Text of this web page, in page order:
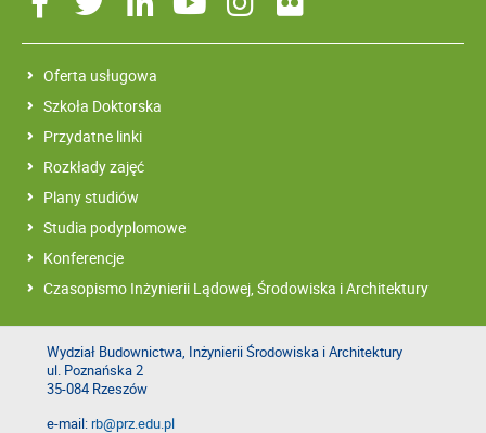
Oferta usługowa
Szkoła Doktorska
Przydatne linki
Rozkłady zajęć
Plany studiów
Studia podyplomowe
Konferencje
Czasopismo Inżynierii Lądowej, Środowiska i Architektury
Wydział Budownictwa, Inżynierii Środowiska i Architektury
ul. Poznańska 2
35-084 Rzeszów
e-mail:rb@prz.edu.pl